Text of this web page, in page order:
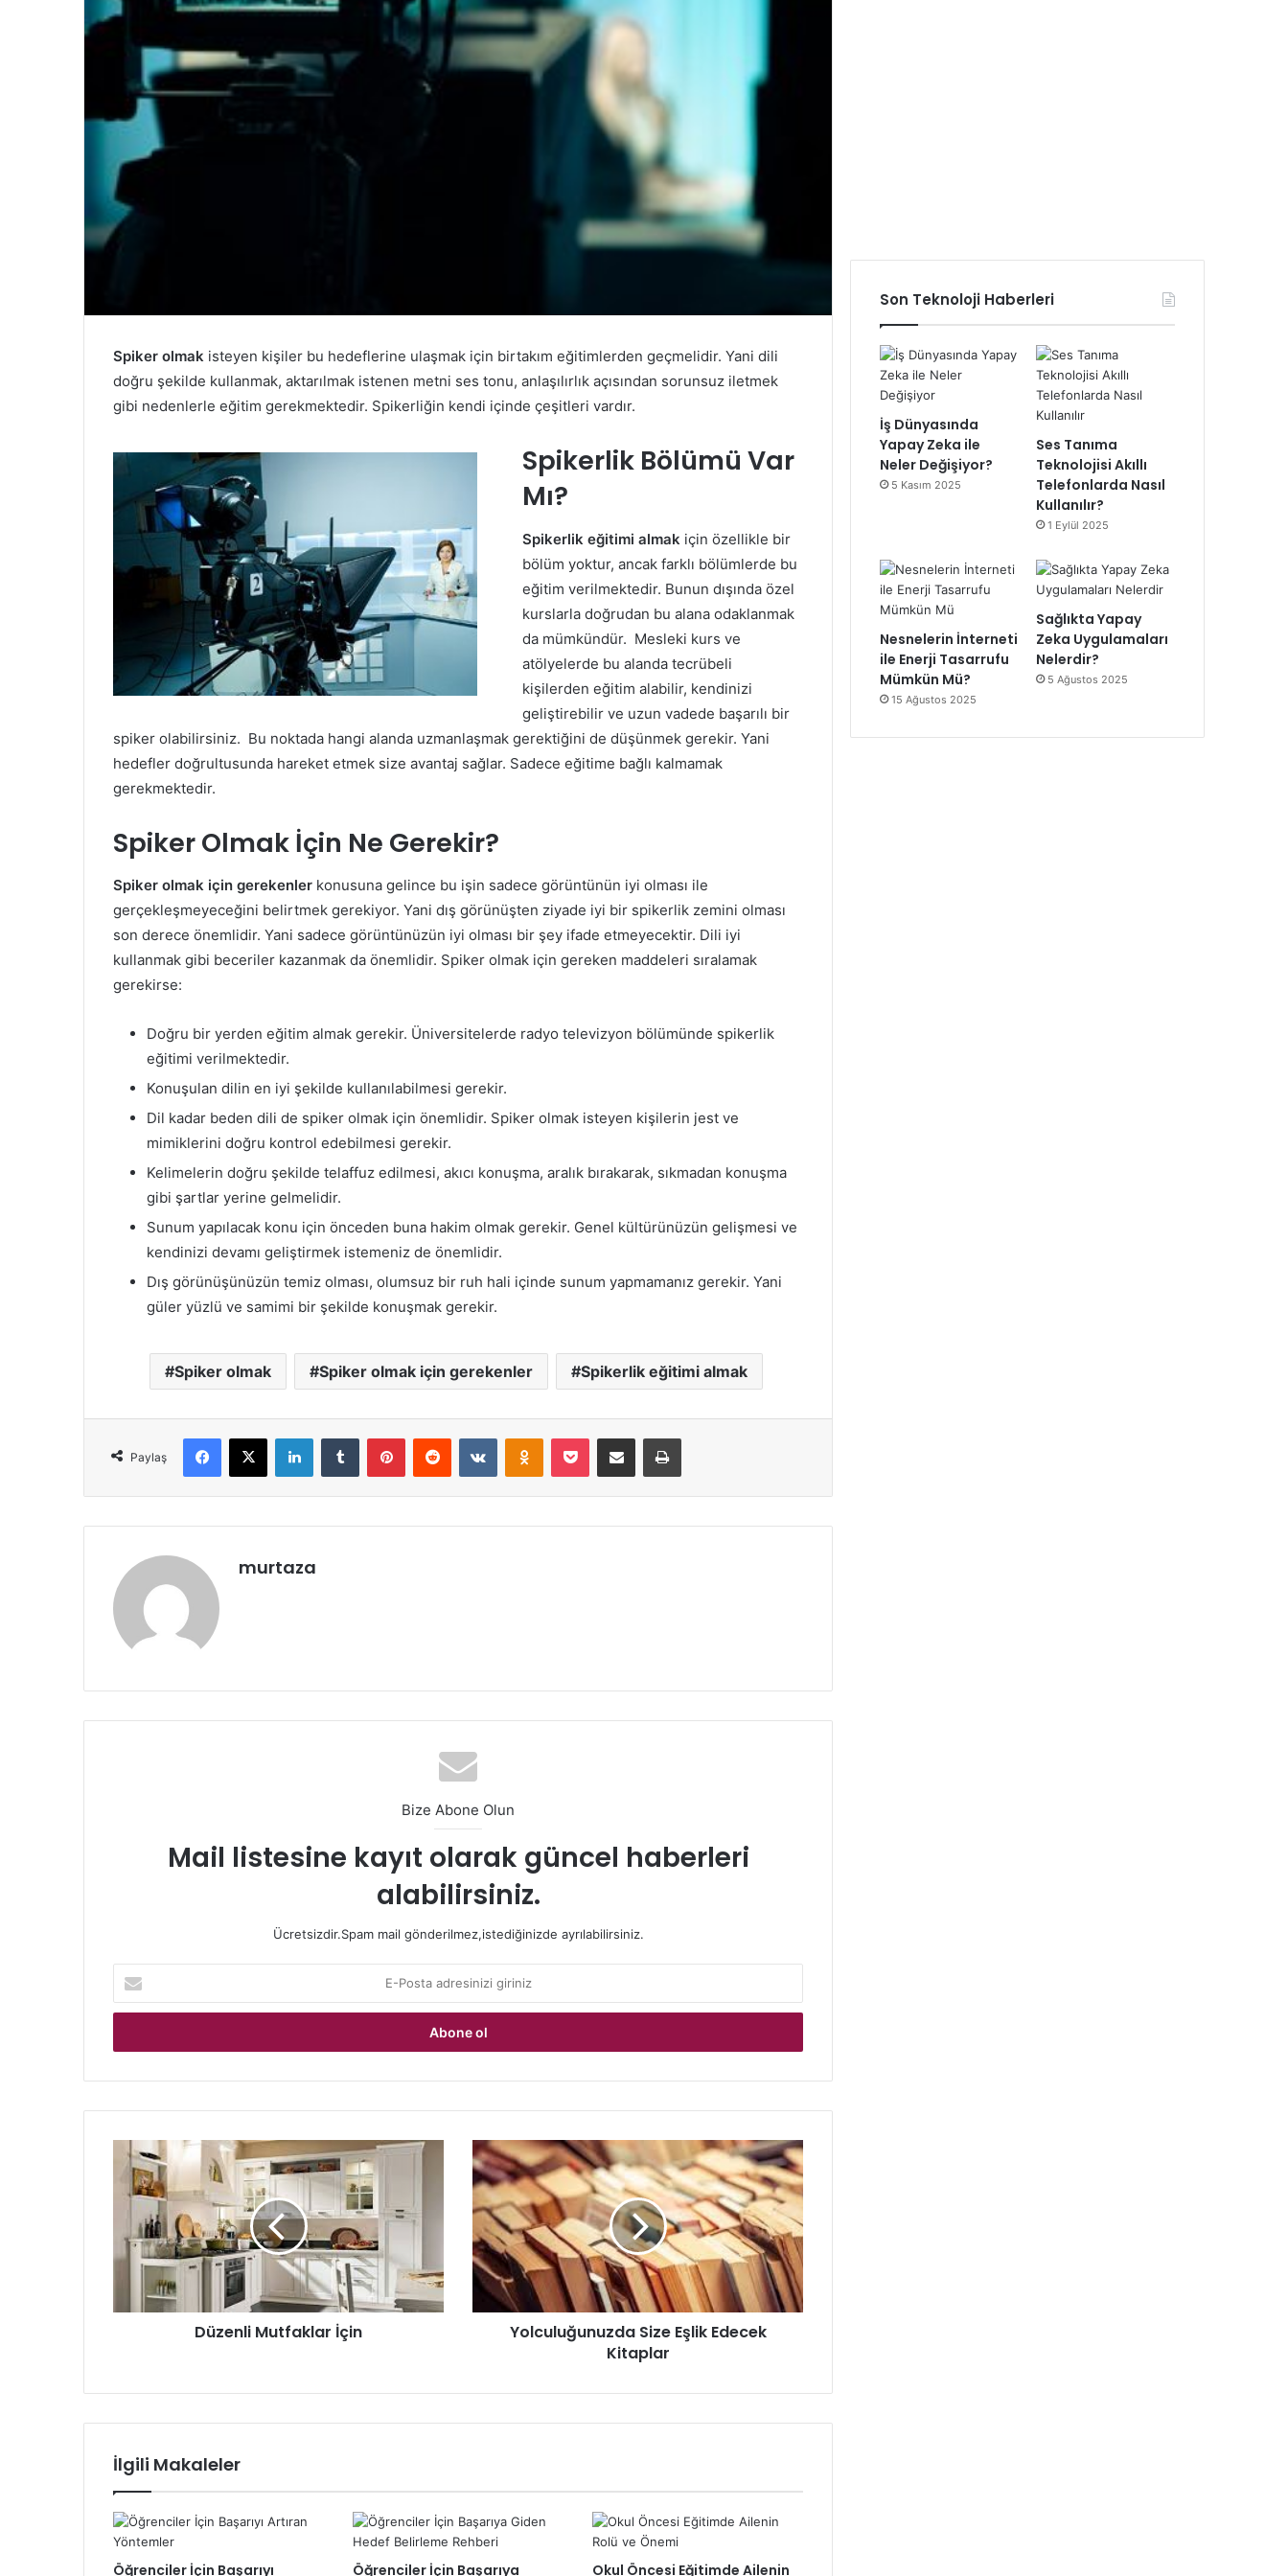
Spiker olmak isteyen kişiler bu hedeflerine ulaşmak için birtakım eğitimlerden geçmelidir. Yani dili
doğru şekilde kullanmak, aktarılmak istenen metni ses tonu, anlaşılırlık açısından sorunsuz iletmek
gibi nedenlerle eğitim gerekmektedir. Spikerliğin kendi içinde çeşitleri vardır.
Spikerlik Bölümü Var
Mı?
Spikerlik eğitimi almak için özellikle bir
bölüm yoktur, ancak farklı bölümlerde bu
eğitim verilmektedir. Bunun dışında özel
kurslarla doğrudan bu alana odaklanmak
da mümkündür. Mesleki kurs ve
atölyelerde bu alanda tecrübeli
kişilerden eğitim alabilir, kendinizi
geliştirebilir ve uzun vadede başarılı bir
spiker olabilirsiniz. Bu noktada hangi alanda uzmanlaşmak gerektiğini de düşünmek gerekir. Yani
hedefler doğrultusunda hareket etmek size avantaj sağlar. Sadece eğitime bağlı kalmamak
gerekmektedir.
Spiker Olmak İçin Ne Gerekir?
Spiker olmak için gerekenler konusuna gelince bu işin sadece görüntünün iyi olması ile
gerçekleşmeyeceğini belirtmek gerekiyor. Yani dış görünüşten ziyade iyi bir spikerlik zemini olması
son derece önemlidir. Yani sadece görüntünüzün iyi olması bir şey ifade etmeyecektir. Dili iyi
kullanmak gibi beceriler kazanmak da önemlidir. Spiker olmak için gereken maddeleri sıralamak
gerekirse:
Doğru bir yerden eğitim almak gerekir. Üniversitelerde radyo televizyon bölümünde spikerlik
eğitimi verilmektedir.
Konuşulan dilin en iyi şekilde kullanılabilmesi gerekir.
Dil kadar beden dili de spiker olmak için önemlidir. Spiker olmak isteyen kişilerin jest ve
mimiklerini doğru kontrol edebilmesi gerekir.
Kelimelerin doğru şekilde telaffuz edilmesi, akıcı konuşma, aralık bırakarak, sıkmadan konuşma
gibi şartlar yerine gelmelidir.
Sunum yapılacak konu için önceden buna hakim olmak gerekir. Genel kültürünüzün gelişmesi ve
kendinizi devamı geliştirmek istemeniz de önemlidir.
Dış görünüşünüzün temiz olması, olumsuz bir ruh hali içinde sunum yapmamanız gerekir. Yani
güler yüzlü ve samimi bir şekilde konuşmak gerekir.
Spiker olmak Spiker olmak için gerekenler Spikerlik eğitimi almak
Paylaş
Facebook
X LinkedInTumblr PinterestReddit VKontakteOdnoklassniki
Pocket E-Posta ile paylaş Yazdır
murtaza
Bize Abone Olun
Mail listesine kayıt olarak güncel haberleri
alabilirsiniz.
Ücretsizdir.Spam mail gönderilmez,istediğinizde ayrılabilirsiniz.
Posta
adresinizi
Düzenli
Mutfaklar
İçin
Düzenli Mutfaklar İçin
Yolculuğunuzda
Size
Eşlik
Edecek
Kitaplar
Yolculuğunuzda Size Eşlik Edecek
Kitaplar
İlgili Makaleler
Öğrenciler İçin Başarıyı Öğrenciler İçin Başarıya Okul Öncesi Eğitimde Ailenin
Son Teknoloji Haberleri
İş Dünyasında
Yapay Zeka ile
Neler Değişiyor?
5 Kasım 2025
Ses Tanıma
Teknolojisi Akıllı
Telefonlarda Nasıl
Kullanılır?
1 Eylül 2025
Nesnelerin İnterneti
ile Enerji Tasarrufu
Mümkün Mü?
15 Ağustos 2025
Sağlıkta Yapay
Zeka Uygulamaları
Nelerdir?
5 Ağustos 2025